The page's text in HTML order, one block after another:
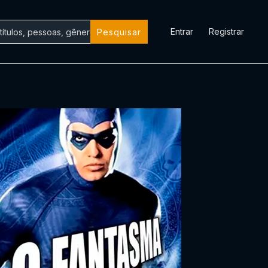
Pesquisar Entrar Registrar